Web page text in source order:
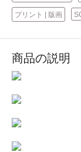
プリント | 版画
商品の説明